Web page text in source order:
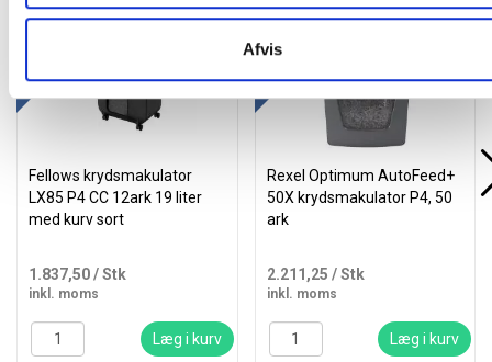
Afvis
Gratis levering
Fellows krydsmakulator
LX85 P4 CC 12ark 19 liter
med kurv sort
1.837,50/ Stk
inkl. moms
Læg i kurv
Gratis levering
Rexel Optimum AutoFeed+
50X krydsmakulator P4, 50
ark
2.211,25 / Stk
inkl. moms
Læg i kurv